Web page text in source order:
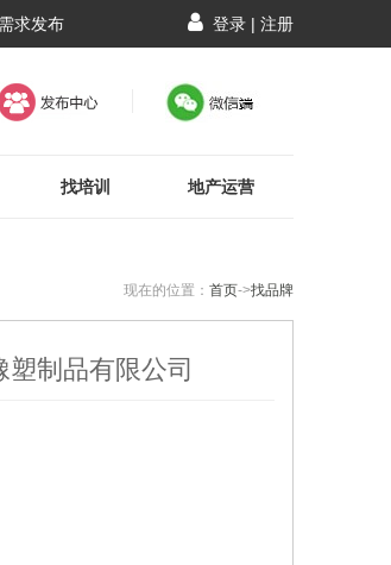
需求发布 登录 | 注册
找培训 地产运营
现在的位置： 首页->找品牌
制品有限公司